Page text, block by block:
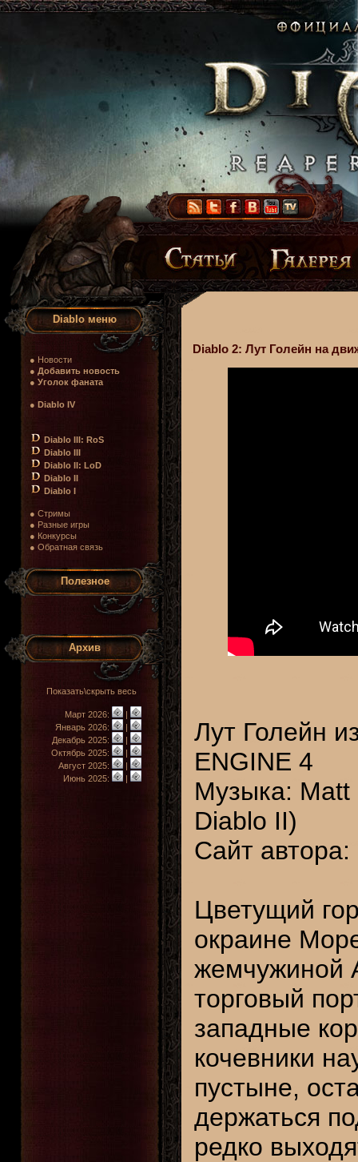
Diablo меню
● Новости
● Добавить новость
● Уголок фаната
● Diablo IV
Diablo III: RoS
Diablo III
Diablo II: LoD
Diablo II
Diablo I
● Стримы
● Разные игры
● Конкурсы
● Обратная связь
Полезное
Архив
Показать\скрыть весь
Март 2026:
|
Январь 2026:
|
Декабрь 2025:
|
Октябрь 2025:
|
Август 2025:
|
Июнь 2025:
|
Diablo 2: Лут Голейн на
Лут Голейн
ENGINE 4
Музыка: Matt
Diablo II)
Сайт автора:
Цветущий
окраине
жемчужиной
торговый
западные
кочевники
пустыне,
держаться
редко